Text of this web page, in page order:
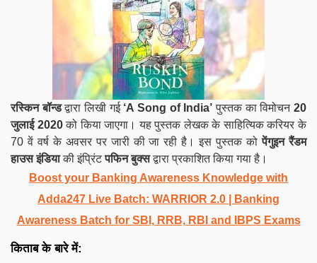
रस्किन बॉन्डद्वारा लिखी गई ‘A Song of India’ पुस्तक का विमोचन20
जुलाई 2020को किया जाएगा। यह पुस्तक लेखक के साहित्यिक करियर के
70 वें वर्ष के अवसर पर जारी की जा रही है। इस पुस्तक कोपेंगुइन रैंडम
हाउस इंडियाकी इंप्रिंटपफिन बुक्सद्वारा प्रकाशित किया गया है।
Boost your Banking Awareness Knowledge with
Adda247 Live Batch: WARRIOR 2.0 | Banking
Awareness Batch for SBI, RRB, RBI and IBPS Exams
किताब के बारे में: